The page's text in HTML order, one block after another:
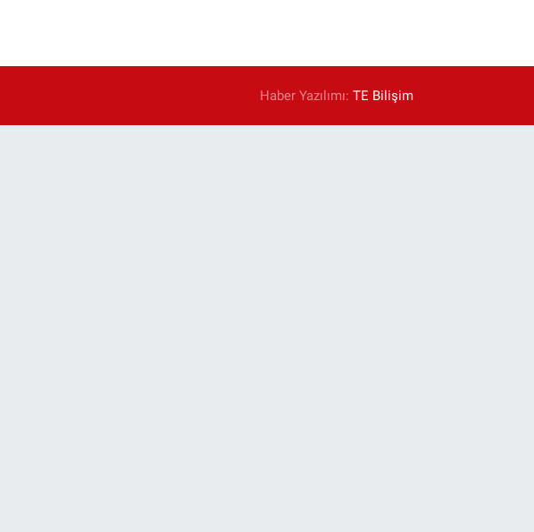
Haber Yazılımı:TE Bilişim